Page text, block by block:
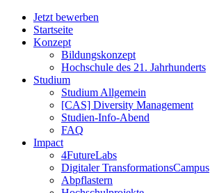
Jetzt bewerben
Startseite
Konzept
Bildungskonzept
Hochschule des 21. Jahrhunderts
Studium
Studium Allgemein
[CAS] Diversity Management
Studien-Info-Abend
FAQ
Impact
4FutureLabs
Digitaler TransformationsCampus
Abpflastern